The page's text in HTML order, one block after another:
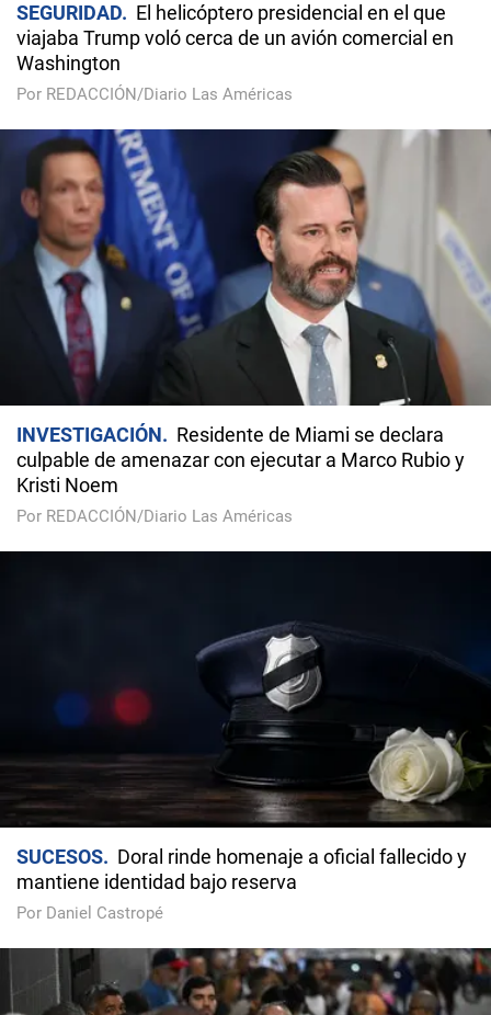
SEGURIDAD
El helicóptero presidencial en el que
viajaba Trump voló cerca de un avión comercial en
Washington
Por REDACCIÓN/Diario Las Américas
INVESTIGACIÓN
Residente de Miami se declara
culpable de amenazar con ejecutar a Marco Rubio y
Kristi Noem
Por REDACCIÓN/Diario Las Américas
SUCESOS
Doral rinde homenaje a oficial fallecido y
mantiene identidad bajo reserva
Por Daniel Castropé